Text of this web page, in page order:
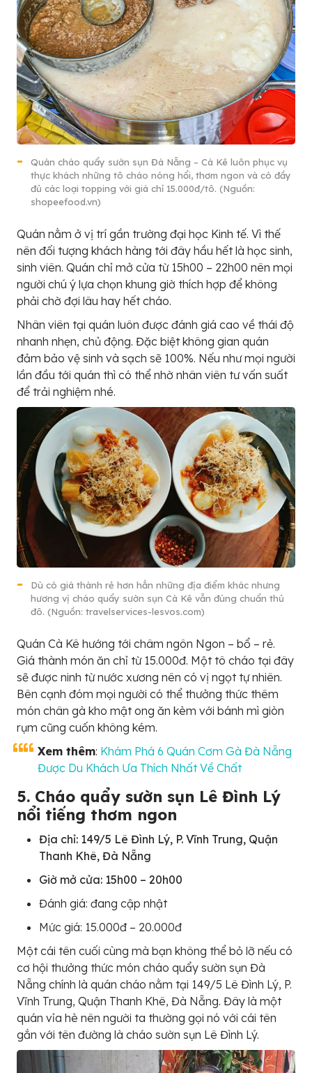
Quán cháo quẩy sườn sụn Đà Nẵng – Cà Kê luôn phục vụ
thực khách những tô cháo nóng hổi, thơm ngon và có đầy
đủ các loại topping với giá chỉ 15.000đ/tô. (Nguồn:
shopeefood.vn)
Quán nằm ở vị trí gần trường đại học Kinh tế. Vì thế
nên đối tượng khách hàng tới đây hầu hết là học sinh,
sinh viên. Quán chỉ mở cửa từ 15h00 – 22h00 nên mọi
người chú ý lựa chọn khung giờ thích hợp để không
phải chờ đợi lâu hay hết cháo.
Nhân viên tại quán luôn được đánh giá cao về thái độ
nhanh nhẹn, chủ động. Đặc biệt không gian quán
đảm bảo vệ sinh và sạch sẽ 100%. Nếu như mọi người
lần đầu tới quán thì có thể nhờ nhân viên tư vấn suất
để trải nghiệm nhé.
Dù có giá thành rẻ hơn hẳn những địa điểm khác nhưng
hương vị cháo quẩy sườn sụn Cà Kê vẫn đúng chuẩn thủ
đô. (Nguồn: travelservices-lesvos.com)
Quán Cà Kê hướng tới châm ngôn Ngon – bổ – rẻ.
Giá thành món ăn chỉ từ 15.000đ. Một tô cháo tại đây
sẽ được ninh từ nước xương nên có vị ngọt tự nhiên.
Bên cạnh đóm mọi người có thể thưởng thức thêm
món chân gà kho mật ong ăn kèm với bánh mì giòn
rụm cũng cuốn không kém.
Xem thêm: Khám Phá 6 Quán Cơm Gà Đà Nẵng
Được Du Khách Ưa Thích Nhất Về Chất
5. Cháo quẩy sườn sụn Lê Đình Lý
nổi tiếng thơm ngon
Địa chỉ: 149/5 Lê Đình Lý, P. Vĩnh Trung, Quận
Thanh Khê, Đà Nẵng
Giờ mở cửa: 15h00 – 20h00
Đánh giá: đang cập nhật
Mức giá: 15.000đ – 20.000đ
Một cái tên cuối cùng mà bạn không thể bỏ lỡ nếu có
cơ hội thưởng thức món cháo quẩy sườn sụn Đà
Nẵng chính là quán cháo nằm tại 149/5 Lê Đình Lý, P.
Vĩnh Trung, Quận Thanh Khê, Đà Nẵng. Đây là một
quán vỉa hè nên người ta thường gọi nó với cái tên
gắn với tên đường là cháo sườn sụn Lê Đình Lý.